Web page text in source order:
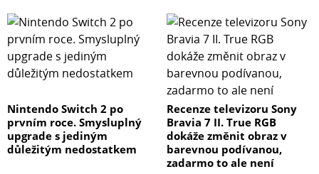
Nintendo Switch 2 po
prvním roce. Smysluplný
upgrade s jediným
důležitým nedostatkem
Recenze televizoru Sony
Bravia 7 II. True RGB
dokáže změnit obraz v
barevnou podívanou,
zadarmo to ale není